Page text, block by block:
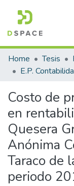
Communities &
All of DSpace
Home Tesis
E.P.
Costo de
en
Quesera
Anónima
Taraco de
periodo